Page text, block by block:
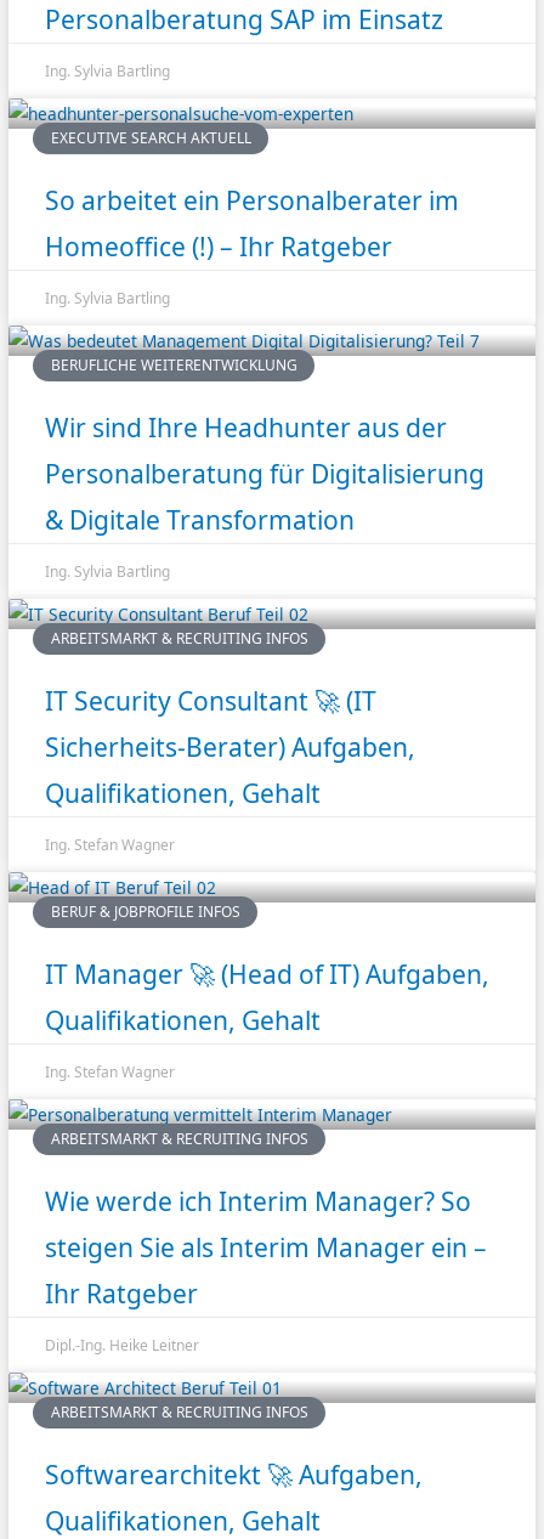
Personalberatung SAP im Einsatz
Ing. Sylvia Bartling
EXECUTIVE SEARCH AKTUELL
So arbeitet ein Personalberater im
Homeoffice (!) – Ihr Ratgeber
Ing. Sylvia Bartling
BERUFLICHE WEITERENTWICKLUNG
Wir sind Ihre Headhunter aus der
Personalberatung für Digitalisierung
& Digitale Transformation
Ing. Sylvia Bartling
ARBEITSMARKT & RECRUITING INFOS
IT Security Consultant 🚀 (IT
Sicherheits-Berater) Aufgaben,
Qualifikationen, Gehalt
Ing. Stefan Wagner
BERUF & JOBPROFILE INFOS
IT Manager 🚀 (Head of IT) Aufgaben,
Qualifikationen, Gehalt
Ing. Stefan Wagner
ARBEITSMARKT & RECRUITING INFOS
Wie werde ich Interim Manager? So
steigen Sie als Interim Manager ein –
Ihr Ratgeber
Dipl.-Ing. Heike Leitner
ARBEITSMARKT & RECRUITING INFOS
Softwarearchitekt 🚀 Aufgaben,
Qualifikationen, Gehalt